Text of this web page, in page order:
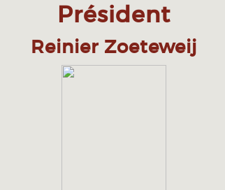
Président
Reinier Zoeteweij